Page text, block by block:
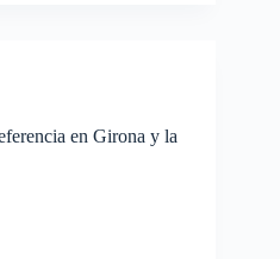
en Girona y la